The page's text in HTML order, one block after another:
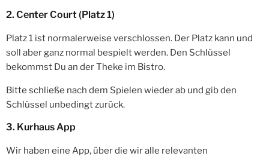
2. Center Court (Platz 1)
Platz 1 ist normalerweise verschlossen. Der Platz kann und
soll aber ganz normal bespielt werden. Den Schlüssel
bekommst Du an der Theke im Bistro.
Bitte schließe nach dem Spielen wieder ab und gib den
Schlüssel unbedingt zurück.
3. Kurhaus App
Wir haben eine App, über die wir alle relevanten